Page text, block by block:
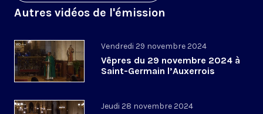
Autres vidéos de l'émission
Vendredi 29 novembre 2024
Vêpres du 29 novembre 2024 à
Saint-Germain l’Auxerrois
Jeudi 28 novembre 2024